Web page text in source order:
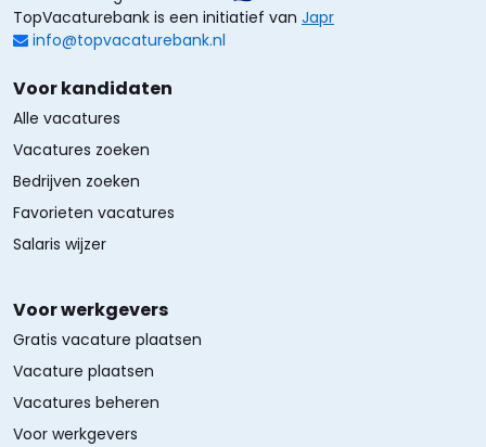
TopVacaturebank is een initiatief van Japr
info@topvacaturebank.nl
Voor kandidaten
Alle vacatures
Vacatures zoeken
Bedrijven zoeken
Favorieten vacatures
Salaris wijzer
Voor werkgevers
Gratis vacature plaatsen
Vacature plaatsen
Vacatures beheren
Voor werkgevers